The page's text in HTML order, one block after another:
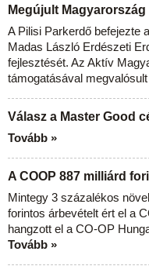
Megújult
A Pilisi Parkerdő befejezte
Madas László Erdészeti
fejlesztését. Az Aktív
támogatásával
Válasz a Master Good
Tovább »
A COOP 887 milliárd
Mintegy 3 százalékos
forintos árbevételt ért el a
hangzott el a CO-OP
Tovább »